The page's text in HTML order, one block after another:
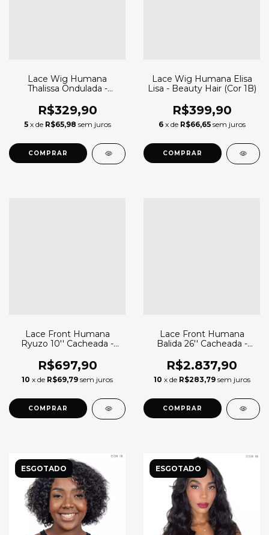
Lace Wig Humana
Thalissa Ondulada -
R$329,90
5 x de R$65,98 sem juros
Lace Wig Humana Elisa
Lisa - Beauty Hair (Cor 1B)
R$399,90
6 x de R$66,65 sem juros
Lace Front Humana
Ryuzo 10'' Cacheada -
R$697,90
10 x de R$69,79 sem juros
COMPRAR
Lace Front Humana
Balida 26'' Cacheada -
R$2.837,90
10 x de R$283,79 sem juros
ESGOTADO ESGOTADO